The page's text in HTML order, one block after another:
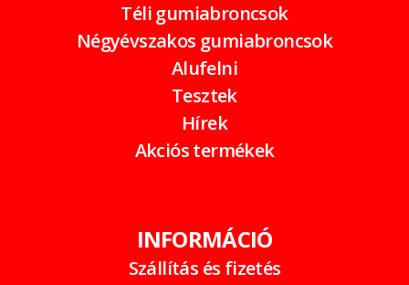
Téli gumiabroncsok
Négyévszakos gumiabroncsok
Alufelni
Tesztek
Hírek
Akciós termékek
INFORMÁCIÓ
Szállítás és fizetés